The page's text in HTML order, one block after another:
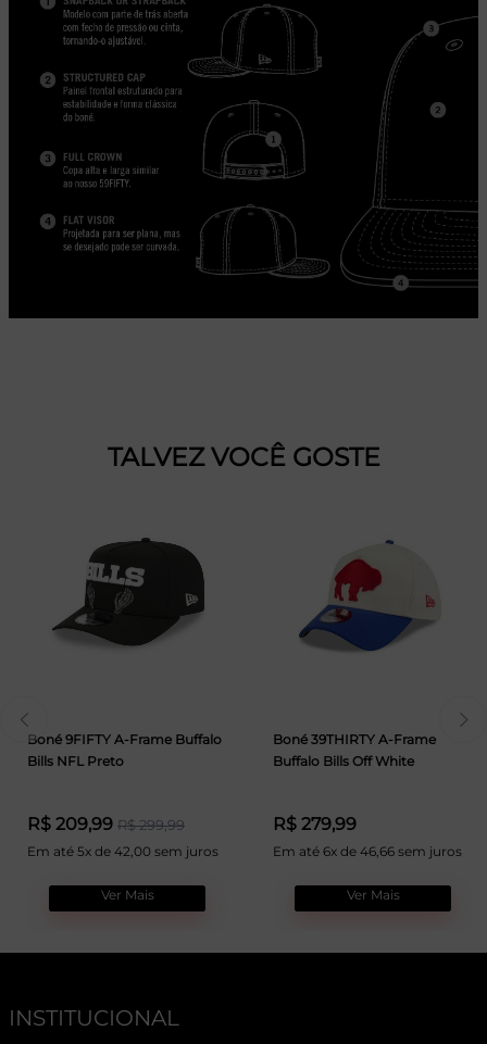
TALVEZ VOCÊ GOSTE
Boné 9FIFTY A-Frame Buffalo
Bills NFL Preto
R$ 209,99 R$ 299,99
Em até 5x de 42,00 sem juros
Ver Mais
Boné 39THIRTY A-Frame
Buffalo Bills Off White
R$ 279,99
Em até 6x de 46,66 sem juros
Ver Mais
INSTITUCIONAL